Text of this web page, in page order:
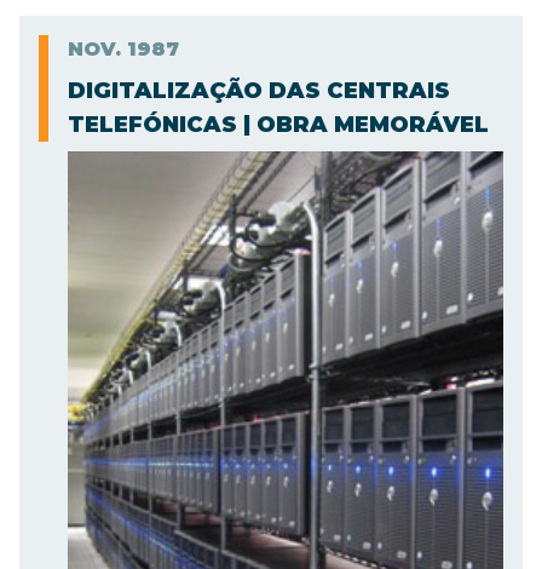
NOV. 1987
DIGITALIZAÇÃO DAS CENTRAIS
TELEFÓNICAS | OBRA MEMORÁVEL